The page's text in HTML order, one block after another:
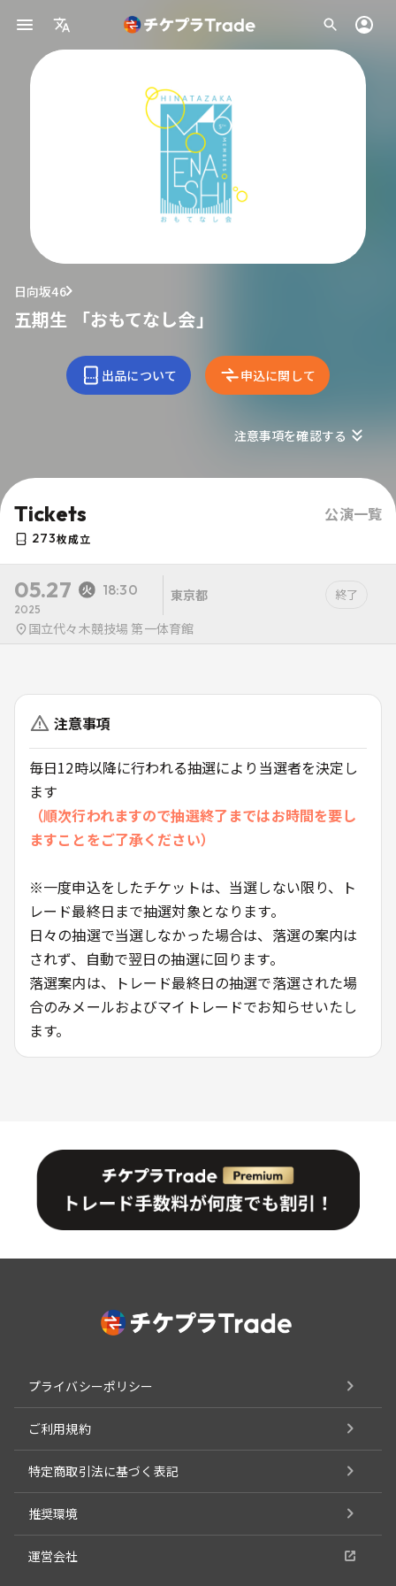
日向坂46
五期生 「おもてなし会」
出品について 申込に関して
注意事項を確認する
Tickets 公演一覧
273枚成立
05.27 18:30
2025
東京都 終了
国立代々木競技場 第一体育館
注意事項
毎日12時以降に行われる抽選により当選者を決定し
ます
（順次行われますので抽選終了まではお時間を要し
ますことをご了承ください）
※一度申込をしたチケットは、当選しない限り、ト
レード最終日まで抽選対象となります。
日々の抽選で当選しなかった場合は、落選の案内は
されず、自動で翌日の抽選に回ります。
落選案内は、トレード最終日の抽選で落選された場
合のみメールおよびマイトレードでお知らせいたし
ます。
プライバシーポリシー
ご利用規約
特定商取引法に基づく表記
推奨環境
運営会社